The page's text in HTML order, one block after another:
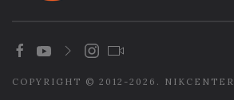
COPYRIGHT © 2012-2026. NIKCENTER